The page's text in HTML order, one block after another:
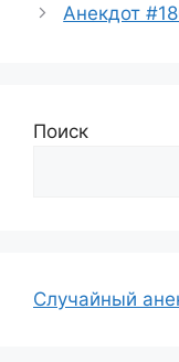
Анекдот
Поиск
Случайный